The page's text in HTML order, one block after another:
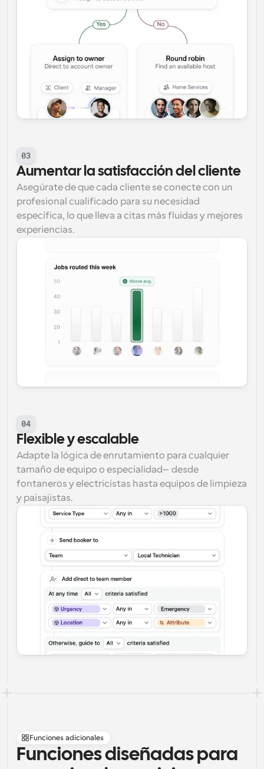
03
Aumentar la satisfacción del cliente
Asegúrate de que cada cliente se conecte con un
profesional cualificado para su necesidad
específica, lo que lleva a citas más fluidas y mejores
experiencias.
04
Flexible y escalable
Adapte la lógica de enrutamiento para cualquier
tamaño de equipo o especialidad—desde
fontaneros y electricistas hasta equipos de limpieza
y paisajistas.
Funciones adicionales
Funciones diseñadas para